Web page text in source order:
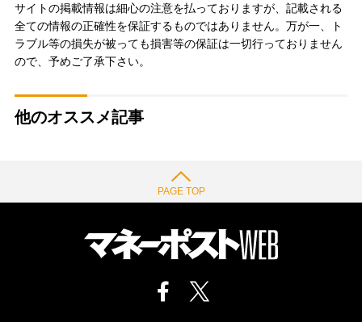
サイトの掲載情報は細心の注意を払っておりますが、記載される
全ての情報の正確性を保証するものではありません。万が一、ト
ラブル等の損失が被っても損害等の保証は一切行っておりません
ので、予めご了承下さい。
他のオススメ記事
PAGE TOP